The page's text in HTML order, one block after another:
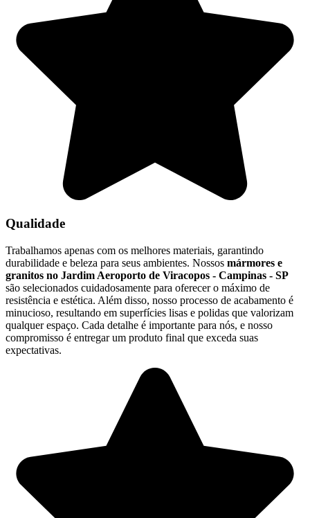
Qualidade
Trabalhamos apenas com os melhores materiais, garantindo
durabilidade e beleza para seus ambientes. Nossos mármores e
granitos no Jardim Aeroporto de Viracopos - Campinas - SP
são selecionados cuidadosamente para oferecer o máximo de
resistência e estética. Além disso, nosso processo de acabamento é
minucioso, resultando em superfícies lisas e polidas que valorizam
qualquer espaço. Cada detalhe é importante para nós, e nosso
compromisso é entregar um produto final que exceda suas
expectativas.